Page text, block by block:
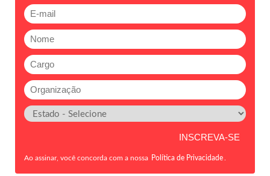
Ao assinar, você concorda com a nossa Política de Privacidade.